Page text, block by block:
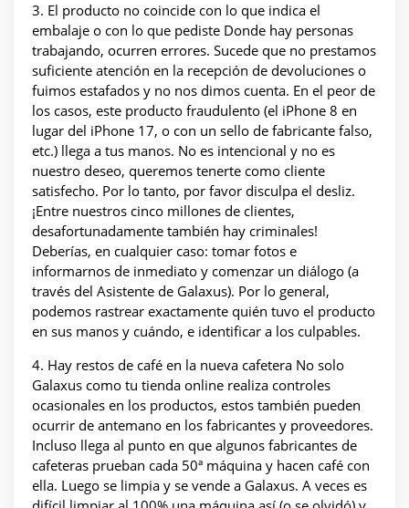
3. El producto no coincide con lo que indica el
embalaje o con lo que pediste Donde hay personas
trabajando, ocurren errores. Sucede que no prestamos
suficiente atención en la recepción de devoluciones o
fuimos estafados y no nos dimos cuenta. En el peor de
los casos, este producto fraudulento (el iPhone 8 en
lugar del iPhone 17, o con un sello de fabricante falso,
etc.) llega a tus manos. No es intencional y no es
nuestro deseo, queremos tenerte como cliente
satisfecho. Por lo tanto, por favor disculpa el desliz.
¡Entre nuestros cinco millones de clientes,
desafortunadamente también hay criminales!
Deberías, en cualquier caso: tomar fotos e
informarnos de inmediato y comenzar un diálogo (a
través del Asistente de Galaxus). Por lo general,
podemos rastrear exactamente quién tuvo el producto
en sus manos y cuándo, e identificar a los culpables.
4. Hay restos de café en la nueva cafetera No solo
Galaxus como tu tienda online realiza controles
ocasionales en los productos, estos también pueden
ocurrir de antemano en los fabricantes y proveedores.
Incluso llega al punto en que algunos fabricantes de
cafeteras prueban cada 50ª máquina y hacen café con
ella. Luego se limpia y se vende a Galaxus. A veces es